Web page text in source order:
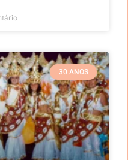
30 ANOS